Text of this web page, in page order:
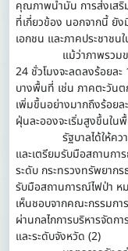
คุณภาพน้ำมัน การส่งเสริ
ที่เกี่ยวข้อง นอกจากนี้ ยั
เอกชน และภาคประชาชน
แม้ว่าภาพรวมของป
24 ชั่วโมงจะลดลงร้อยล
บางพื้นที่ เช่น ภาคตะวัน
เพิ่มขึ้นอย่างมากถึงร้อยล
ฝุ่นละอองจะเริ่มสูงขึ้นใ
รัฐบาลได้ให้ความส
และเตรียมรับมือสถานก
ระดับ กระทรวงทรัพยาก
รับมือสถานการณ์ไฟป่า ห
เห็นชอบจากคณะกรรมก
ผ่านกลไกการบริหารจัดก
และระดับจังหวัด (2)